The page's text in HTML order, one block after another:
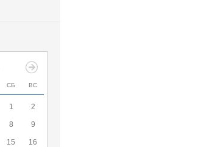
СБ ВС
1 2
8 9
15 16